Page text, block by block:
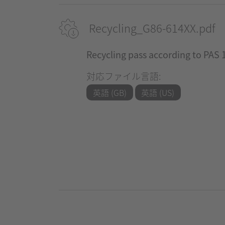
Recycling_G86-614XX.pdf
Recycling pass according to PAS
対応ファイル言語:
英語 (GB) 英語 (US)